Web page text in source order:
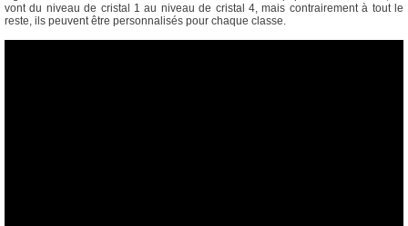
vont du niveau de cristal 1 au niveau de cristal 4, mais contrairement à tout le
reste, ils peuvent être personnalisés pour chaque classe.